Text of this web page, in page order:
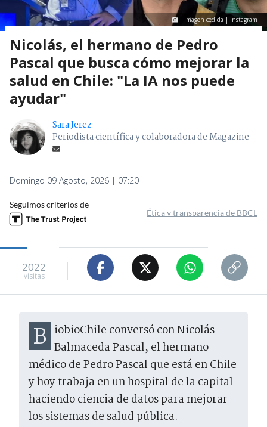
Imagen cedida | Instagram
Nicolás, el hermano de Pedro
Pascal que busca cómo mejorar la
salud en Chile: "La IA nos puede
ayudar"
Sara Jerez
Periodista científica y colaboradora de Magazine
Domingo 09 Agosto, 2026 | 07:20
Seguimos criterios de
Ética y transparencia de BBCL
2022
visitas
BiobioChile conversó con Nicolás Balmaceda Pascal, el hermano
médico de Pedro Pascal que está en Chile
y hoy trabaja en un hospital de la capital
haciendo ciencia de datos para mejorar
los sistemas de salud pública.